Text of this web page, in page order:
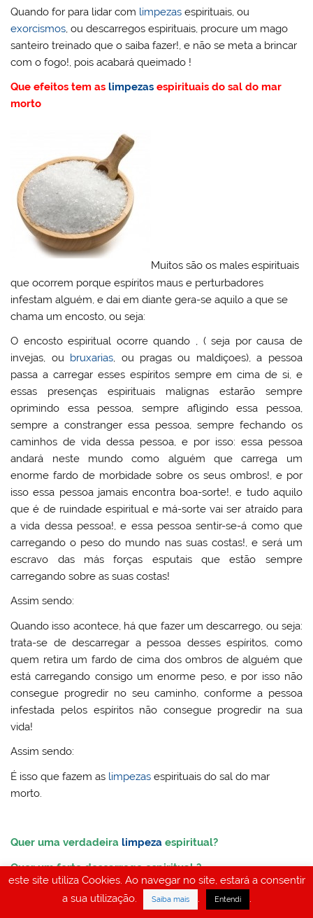
Quando for para lidar com limpezas espirituais, ou
exorcismos , ou descarregos espirituais, procure um mago
santeiro treinado que o saiba fazer!, e não se meta a brincar
com o fogo!, pois acabará queimado !
Que efeitos tem aslimpezas espirituais do sal do mar
morto
Muitos são os males espirituais
que ocorrem porque espíritos maus e perturbadores
infestam alguém, e dai em diante gera-se aquilo a que se
chama um encosto, ou seja:
O encosto espiritual ocorre quando , ( seja por causa de
invejas, ou bruxarias, ou pragas ou maldiçoes), a pessoa
passa a carregar esses espíritos sempre em cima de si, e
essas presenças espirituais malignas estarão sempre
oprimindo essa pessoa, sempre afligindo essa pessoa,
sempre a constranger essa pessoa, sempre fechando os
caminhos de vida dessa pessoa, e por isso: essa pessoa
andará neste mundo como alguém que carrega um
enorme fardo de morbidade sobre os seus ombros!, e por
isso essa pessoa jamais encontra boa-sorte!, e tudo aquilo
que é de ruindade espiritual e má-sorte vai ser atraído para
a vida dessa pessoa!, e essa pessoa sentir-se-á como que
carregando o peso do mundo nas suas costas!, e será um
escravo das más forças esputais que estão sempre
carregando sobre as suas costas!
Assim sendo:
Quando isso acontece, há que fazer um descarrego, ou seja:
trata-se de descarregar a pessoa desses espíritos, como
quem retira um fardo de cima dos ombros de alguém que
está carregando consigo um enorme peso, e por isso não
consegue progredir no seu caminho, conforme a pessoa
infestada pelos espíritos não consegue progredir na sua
vida!
Assim sendo:
É isso que fazem as limpezas espirituais do sal do mar
morto.
Quer uma verdadeiralimpeza espiritual?
Quer um forte descarrego espiritual ?
este site utiliza Cookies. Ao navegar no site, estará a consentir
a sua utilização.
Saiba mais . Entendi .